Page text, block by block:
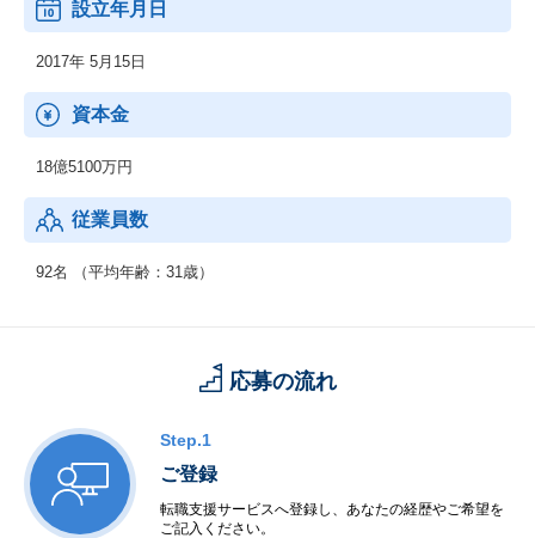
化した業務支援サービス
・トラッカーズジョブ
∟人材不足で悩む運送・産廃・倉庫業者様向けの物流人材に特化
した採用支援サービス
・物流M&A事業『トラッカーズM&A』
設立年月日
2017年 5月15日
資本金
18億5100万円
従業員数
92名 （平均年齢：31歳）
応募の流れ
Step.1
ご登録
転職支援サービスへ登録し、あなたの経歴やご希望を
ご記入ください。